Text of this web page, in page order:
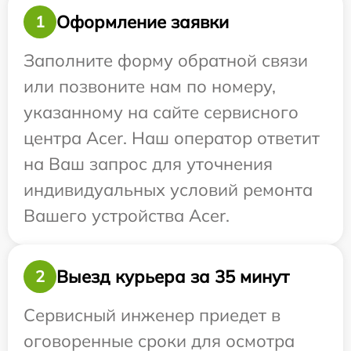
1
Оформление заявки
Заполните форму обратной связи
или позвоните нам по номеру,
указанному на сайте сервисного
центра Acer. Наш оператор ответит
на Ваш запрос для уточнения
индивидуальных условий ремонта
Вашего устройства Acer.
2
Выезд курьера за 35 минут
Сервисный инженер приедет в
оговоренные сроки для осмотра